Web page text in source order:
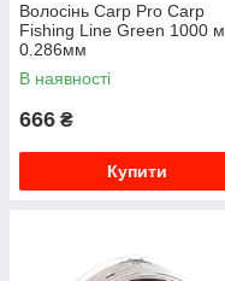
Волосінь Carp Pro Carp
Fishing Line Green 1000 м
0.286мм
В наявності
666 ₴
Купити